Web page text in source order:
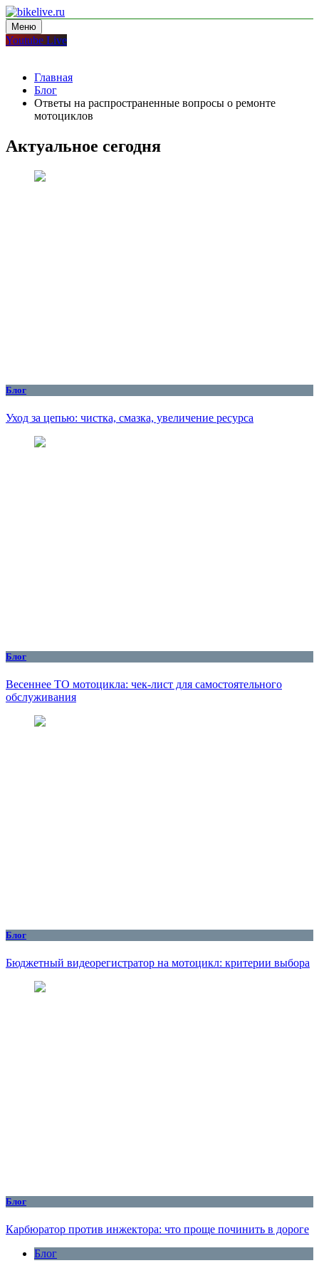
Перейти
к
содержимому
bikelive.ru
блог про мотоциклы
Меню
Youtube Live
Главная
Блог
Ответы на распространенные вопросы о ремонте
мотоциклов
Актуальное сегодня
Блог
Уход за цепью: чистка, смазка, увеличение ресурса
Блог
Весеннее ТО мотоцикла: чек-лист для самостоятельного
обслуживания
Блог
Бюджетный видеорегистратор на мотоцикл: критерии выбора
Блог
Карбюратор против инжектора: что проще починить в дороге
Блог